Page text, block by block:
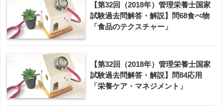
【第32回（2018年）管理栄養士国家
試験過去問解答・解説】問68食べ物
「食品のテクスチャー」
【第32回（2018年）管理栄養士国家
試験過去問解答・解説】問84応用
「栄養ケア・マネジメント」